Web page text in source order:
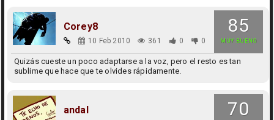
85
MUY BUENO
Corey8
10 Feb 2010 361 0 0
Quizás cueste un poco adaptarse a la voz, pero el resto es tan
sublime que hace que te olvides rápidamente.
70
andal